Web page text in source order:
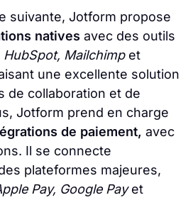
suivante, Jotform propose
natives avec des outils
HubSpot, Mailchimpet
une excellente solution
de collaboration et de
Jotform prend en charge
de paiement, avec
Il se connecte
plateformes majeures,
Pay, Google Payet